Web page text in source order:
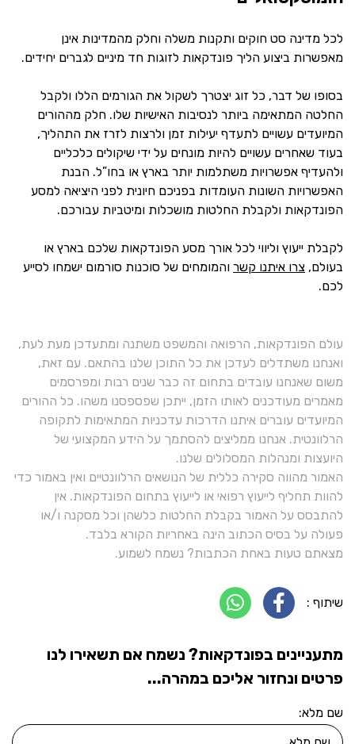
לכל מדינה סט חוקים ותקנות משלה וחלק מהמדינות אינן
מאפשרות ביצוע הליך פונדקאות לזוגות חד מיניים לגברים יחידים.
בסופו של דבר, כל זוג יצטרך לשקול את הגורמים הללו ולקבל
החלטה המתאימה ביותר לנסיבות האישיות שלו. חלק מההורים
המיועדים עשויים לתעדף יעילות זמן ולרצות לזרז את התהליך,
בעוד שאחרים עשויים להיות מונחים על ידי שיקולים כלכליים
ולהעדיף אפשרויות משתלמות יותר בארץ או בחו”ל. הבנת
האפשרויות השונות העומדות בפניכם חיונית לפני היציאה למסע
הפונדקאות ולקבלת החלטות מושכלות ומיטביות עבורכם.
לקבלת ייעוץ וליווי לכל אורך מסע הפונדקאות שלכם בארץ או
בעולם, צרו איתנו קשר והמומחים של סוכנות סורמום ישמחו לסייע
לכם.
עולם הפונדקאות, הרפואה והמשפט משתנה ומתעדכן מעת לעת,
ואנחנו משתדלים לעדכן את כל התוכן שלנו בהתאם. עם זאת,
משום שאנחנו עובדים בתחום זה כבר שנים רבות ומפרסמים
מאמרים מעודכנים לאותו הזמן, ייתכן שפספסנו משהו. כל ההורים
המיועדים עוברים איתנו הדרכות עדכניות המתאימות לתקופה
הרלוונטית. אנחנו ממליצים להסתמך על הידע המקצועי של
היועצות ומנהלות המסלולים שלנו.
האמור מהווה סקירה כללית של הנושאים הרלוונטיים ואין באמור כדי
להוות תחליף לייעוץ רפואי או לייעוץ בתחום הפונדקאות. אין
להתבסס על האמור בקבלת החלטות כלשהן וכל מסקנה ו/או
פעולה על בסיס הכתוב הינה באחריות הקורא בלבד.
מצאתם טעות באחת הכתבות? נשמח לשמוע.
שיתוף :
מתעניינים בפונדקאות? נשמח אם תשאירו לנו
פרטים ונחזור אליכם במהרה...
שם מלא: